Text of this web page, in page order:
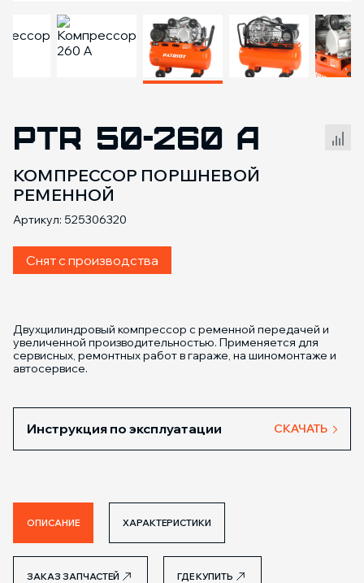
PTR 50-260 A
КОМПРЕССОР ПОРШНЕВОЙ
РЕМЕННОЙ
Сравнение товаров
Артикул: 525306320
Снят с производства
Двухцилиндровый компрессор с ременной передачей и
увеличенной производительностью. Применяется для
сервисных, ремонтных работ в гараже, на шиномонтаже и
автосервисе.
Инструкция по эксплуатации СКАЧАТЬ
ОПИСАНИЕ ХАРАКТЕРИСТИКИ
ЗАКАЗ ЗАПЧАСТЕЙ ГДЕ КУПИТЬ